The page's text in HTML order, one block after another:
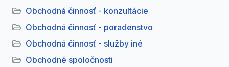
Obchodná činnosť - konzultácie
Obchodná činnosť - poradenstvo
Obchodná činnosť - služby iné
Obchodné spoločnosti